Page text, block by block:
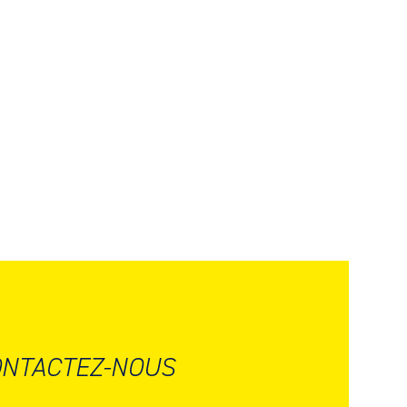
NOUS